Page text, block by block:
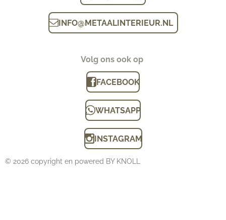
INFO@METAALINTERIEUR.NL
Volg ons ook op
FACEBOOK
WHATSAPP
INSTAGRAM
© 2026 copyright en powered BY KNOLL